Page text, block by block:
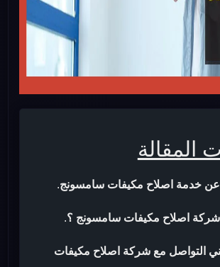
المقالة
خدمة اصلاح مكيفات سامسونج.
شركة اصلاح مكيفات سامسونج ؟.
التواصل مع شركة اصلاح مكيفات